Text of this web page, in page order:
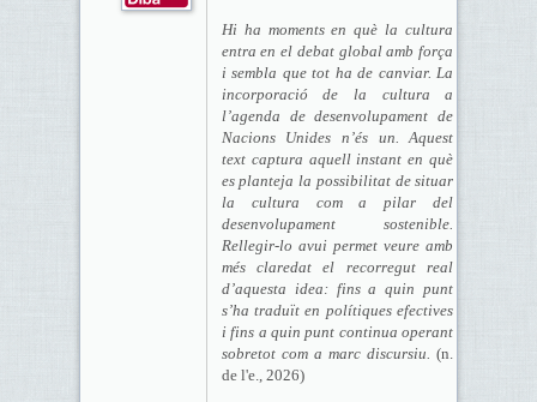
Hi ha moments en què la cultura
entra en el debat global amb força
i sembla que tot ha de canviar. La
incorporació de la cultura a
l’agenda de desenvolupament de
Nacions Unides n’és un. Aquest
text captura aquell instant en què
es planteja la possibilitat de situar
la cultura com a pilar del
desenvolupament sostenible.
Rellegir-lo avui permet veure amb
més claredat el recorregut real
d’aquesta idea: fins a quin punt
s’ha traduït en polítiques efectives
i fins a quin punt continua operant
sobretot com a marc discursiu.(n.
de l'e., 2026)